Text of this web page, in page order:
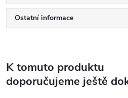
Ostatní informace
K tomuto produktu
doporučujeme ještě